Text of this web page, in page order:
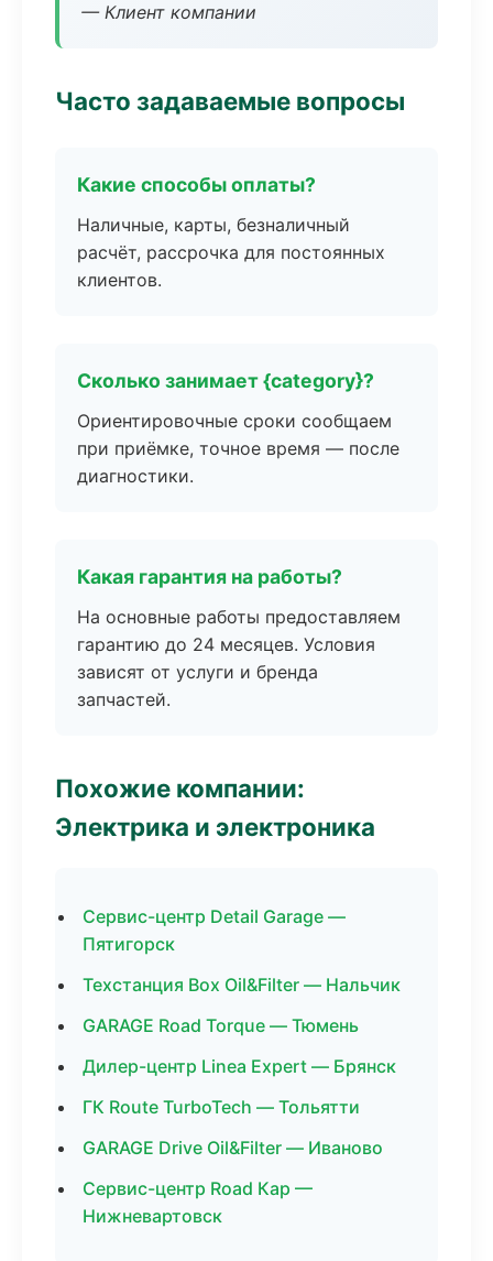
— Клиент компании
Часто задаваемые вопросы
Какие способы оплаты?
Наличные, карты, безналичный
расчёт, рассрочка для постоянных
клиентов.
Сколько занимает {category}?
Ориентировочные сроки сообщаем
при приёмке, точное время — после
диагностики.
Какая гарантия на работы?
На основные работы предоставляем
гарантию до 24 месяцев. Условия
зависят от услуги и бренда
запчастей.
Похожие компании:
Электрика и электроника
Сервис-центр Detail Garage —
Пятигорск
Техстанция Box Oil&Filter — Нальчик
GARAGE Road Torque — Тюмень
Дилер-центр Linea Expert — Брянск
ГК Route TurboTech — Тольятти
GARAGE Drive Oil&Filter — Иваново
Сервис-центр Road Кар —
Нижневартовск